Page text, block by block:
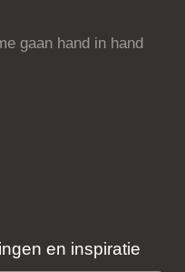
gaan hand in hand
en inspiratie